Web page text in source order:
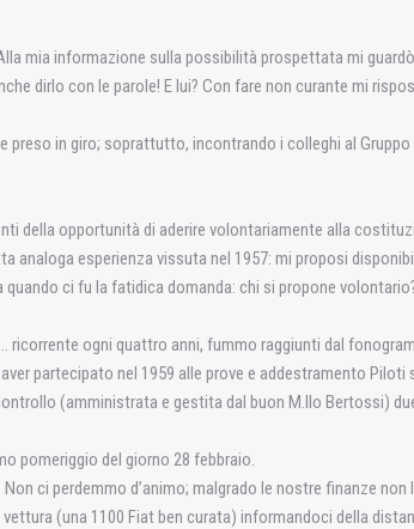
mia informazione sulla possibilità prospettata mi
dirlo con le parole! E lui? Con fare non curante mi
in giro; soprattutto, incontrando i colleghi al
della opportunità di aderire volontariamente alla
esperienza vissuta nel 1957: mi proposi
ci fu la fatidica domanda: chi si propone
ogni quattro anni, fummo raggiunti dal
partecipato nel 1959 alle prove e addestramento Piloti
(amministrata e gestita dal buon M.llo Bertossi)
pomeriggio del giorno 28 febbraio.
ci perdemmo d’animo; malgrado le nostre finanze
(una 1100 Fiat ben curata) informandoci della